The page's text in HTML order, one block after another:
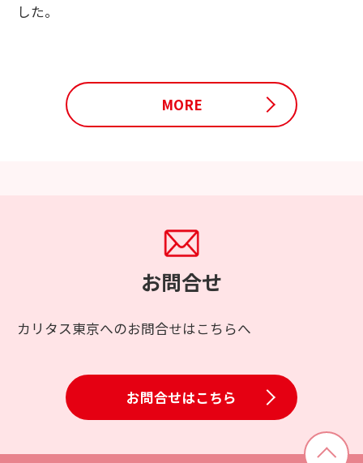
した。
MORE
お問合せ
カリタス東京へのお問合せはこちらへ
お問合せはこちら